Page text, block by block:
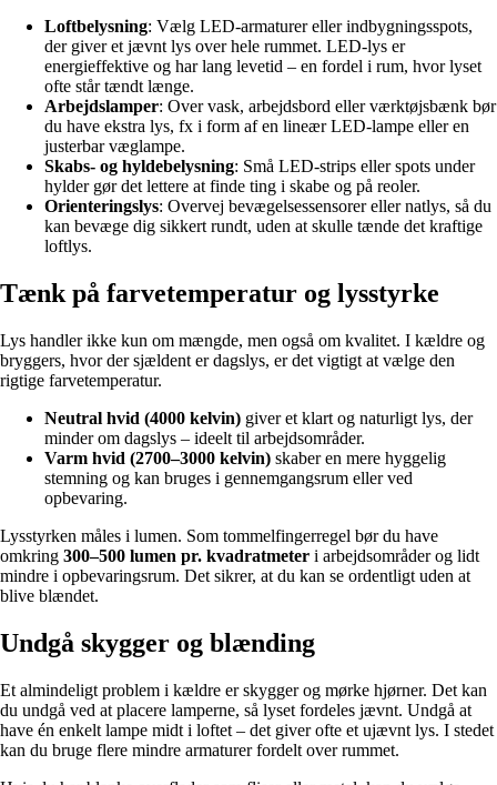
Loftbelysning: Vælg LED-armaturer eller indbygningsspots,
der giver et jævnt lys over hele rummet. LED-lys er
energieffektive og har lang levetid – en fordel i rum, hvor lyset
ofte står tændt længe.
Arbejdslamper: Over vask, arbejdsbord eller værktøjsbænk bør
du have ekstra lys, fx i form af en lineær LED-lampe eller en
justerbar væglampe.
Skabs- og hyldebelysning: Små LED-strips eller spots under
hylder gør det lettere at finde ting i skabe og på reoler.
Orienteringslys: Overvej bevægelsessensorer eller natlys, så du
kan bevæge dig sikkert rundt, uden at skulle tænde det kraftige
loftlys.
Tænk på farvetemperatur og lysstyrke
Lys handler ikke kun om mængde, men også om kvalitet. I kældre og
bryggers, hvor der sjældent er dagslys, er det vigtigt at vælge den
rigtige farvetemperatur.
Neutral hvid (4000 kelvin) giver et klart og naturligt lys, der
minder om dagslys – ideelt til arbejdsområder.
Varm hvid (2700–3000 kelvin) skaber en mere hyggelig
stemning og kan bruges i gennemgangsrum eller ved
opbevaring.
Lysstyrken måles i lumen. Som tommelfingerregel bør du have
omkring 300–500 lumen pr. kvadratmeter i arbejdsområder og lidt
mindre i opbevaringsrum. Det sikrer, at du kan se ordentligt uden at
blive blændet.
Undgå skygger og blænding
Et almindeligt problem i kældre er skygger og mørke hjørner. Det kan
du undgå ved at placere lamperne, så lyset fordeles jævnt. Undgå at
have én enkelt lampe midt i loftet – det giver ofte et ujævnt lys. I stedet
kan du bruge flere mindre armaturer fordelt over rummet.